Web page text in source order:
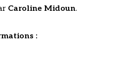
Caroline Midoun.
: